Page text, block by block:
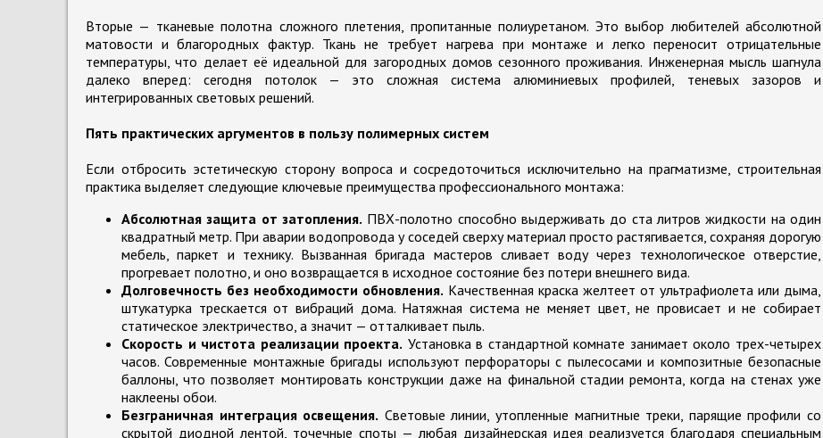
Вторые — тканевые полотна сложного плетения, пропитанные полиуретаном. Это выбор любителей абсолютной
матовости и благородных фактур. Ткань не требует нагрева при монтаже и легко переносит отрицательные
температуры, что делает её идеальной для загородных домов сезонного проживания. Инженерная мысль шагнула
далеко вперед: сегодня потолок — это сложная система алюминиевых профилей, теневых зазоров и
интегрированных световых решений.
Пять практических аргументов в пользу полимерных систем
Если отбросить эстетическую сторону вопроса и сосредоточиться исключительно на прагматизме, строительная
практика выделяет следующие ключевые преимущества профессионального монтажа:
Абсолютная защита от затопления. ПВХ-полотно способно выдерживать до ста литров жидкости на один
квадратный метр. При аварии водопровода у соседей сверху материал просто растягивается, сохраняя дорогую
мебель, паркет и технику. Вызванная бригада мастеров сливает воду через технологическое отверстие,
прогревает полотно, и оно возвращается в исходное состояние без потери внешнего вида.
Долговечность без необходимости обновления. Качественная краска желтеет от ультрафиолета или дыма,
штукатурка трескается от вибраций дома. Натяжная система не меняет цвет, не провисает и не собирает
статическое электричество, а значит — отталкивает пыль.
Скорость и чистота реализации проекта. Установка в стандартной комнате занимает около трех-четырех
часов. Современные монтажные бригады используют перфораторы с пылесосами и композитные безопасные
баллоны, что позволяет монтировать конструкции даже на финальной стадии ремонта, когда на стенах уже
наклеены обои.
Безграничная интеграция освещения. Световые линии, утопленные магнитные треки, парящие профили со
скрытой диодной лентой, точечные споты — любая дизайнерская идея реализуется благодаря специальным